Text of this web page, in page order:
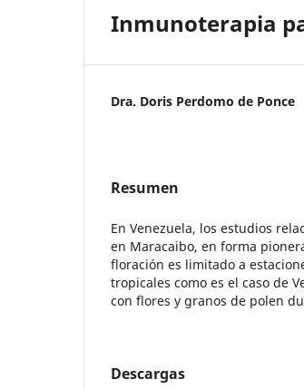
Inmunoterapia
Dra. Doris Perdomo de Ponce
Resumen
En Venezuela, los estudios
en Maracaibo, en forma
floración es limitado a
tropicales como es el caso de
con flores y granos de polen
Descargas